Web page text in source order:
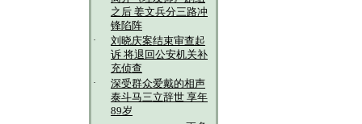
之后 姜文兵分三路冲
锋陷阵
·
刘晓庆案结束审查起
诉 将退回公安机关补
充侦查
·
深受群众爱戴的相声
泰斗马三立辞世 享年
89岁